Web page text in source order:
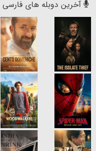
آخرین دوبله های فارسی